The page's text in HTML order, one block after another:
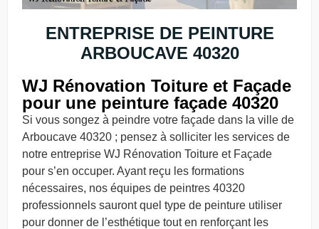
ENTREPRISE DE PEINTURE
ARBOUCAVE 40320
WJ Rénovation Toiture et Façade
pour une peinture façade 40320
Si vous songez à peindre votre façade dans la ville de
Arboucave 40320 ; pensez à solliciter les services de
notre entreprise WJ Rénovation Toiture et Façade
pour s’en occuper. Ayant reçu les formations
nécessaires, nos équipes de peintres 40320
professionnels sauront quel type de peinture utiliser
pour donner de l’esthétique tout en renforçant les